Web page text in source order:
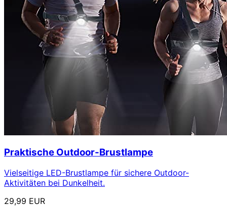
Praktische Outdoor-Brustlampe
Vielseitige LED-Brustlampe für sichere Outdoor-
Aktivitäten bei Dunkelheit.
29,99 EUR